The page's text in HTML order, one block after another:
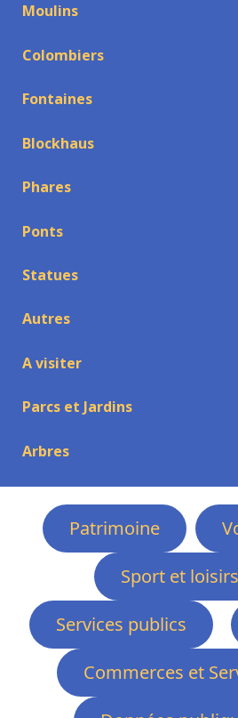
Moulins
Colombiers
Fontaines
Blockhaus
Phares
Ponts
Statues
Autres
A visiter
Parcs et Jardins
Arbres
Patrimoine
Sport et loisirs
Services publics
Commerces et